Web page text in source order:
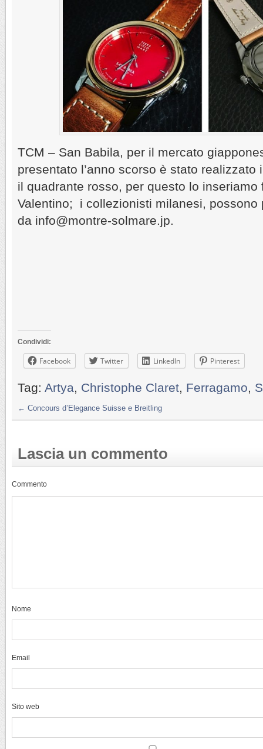
TCM – San Babila, per il mercato
presentato l’anno scorso è stato
il quadrante rosso, per questo lo inseriamo
Valentino; i collezionisti milanesi, possono
da info@montre-solmare.jp.
Condividi:
Facebook Twitter LinkedIn Pinterest
Tag: Artya, Christophe Claret, Ferragamo,
← Concours d’Elegance Suisse e Breitling
Lascia un commento
Commento
Nome
Email
Sito web